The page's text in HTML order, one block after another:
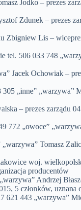
Jodko – prezes
Zdunek – prezes
Lis –
506 033 748
Ochowiak –
„inne” „warzywa”
– prezes zarządu
„owoce”
Tomasz
woj.
producentów
Andrzej
5 członków,
443 „warzywa”